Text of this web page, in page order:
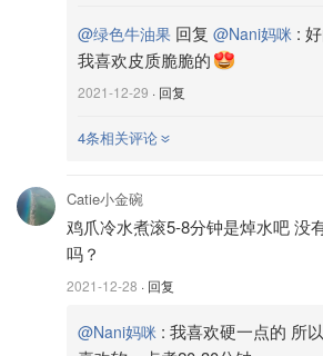
个人觉得：香菜是灵魂，尤其对于香
@绿色牛油果 回复 @Nani妈咪 :
我喜欢皮质脆脆的
2021-12-29 · 回复
4条相关评论
Catie小金碗
鸡爪冷水煮滚5-8分钟是焯水吧 没
吗？
2021-12-28 · 回复
@Nani妈咪 : 我喜欢硬一点的 所